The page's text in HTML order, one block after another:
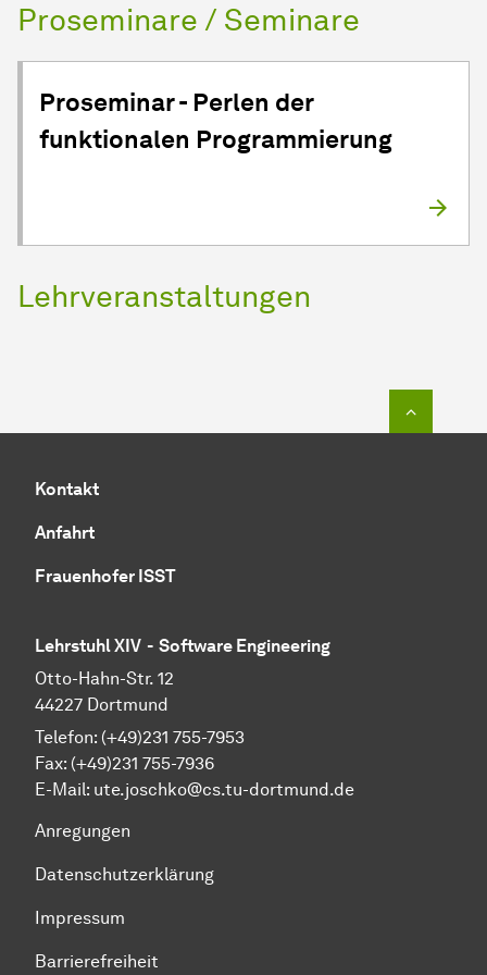
Proseminare / Seminare
Proseminar - Perlen der
funktionalen Programmierung
Lehrveranstaltungen
Kontakt
Anfahrt
Frauenhofer ISST
Lehrstuhl XIV - Software Engineering
Otto-Hahn-Str. 12
44227 Dortmund
Telefon: (+49)231 755-7953
Fax: (+49)231 755-7936
E-Mail: ute.joschko@cs.tu-dortmund.de
Anregungen
Datenschutzerklärung
Impressum
Barrierefreiheit